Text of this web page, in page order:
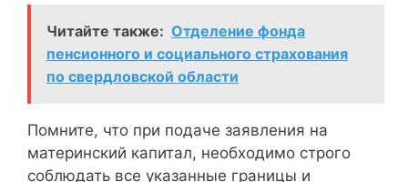
Читайте также: Отделение фонда
пенсионного и социального страхования
по свердловской области
Помните, что при подаче заявления на
материнский капитал, необходимо строго
соблюдать все указанные границы и